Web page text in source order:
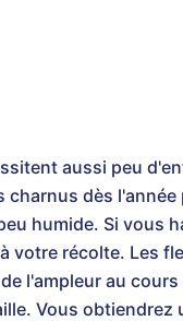
aussi peu
dès l'année
humide. Si vous
votre récolte. Les
l'ampleur au
Vous obtiendrez